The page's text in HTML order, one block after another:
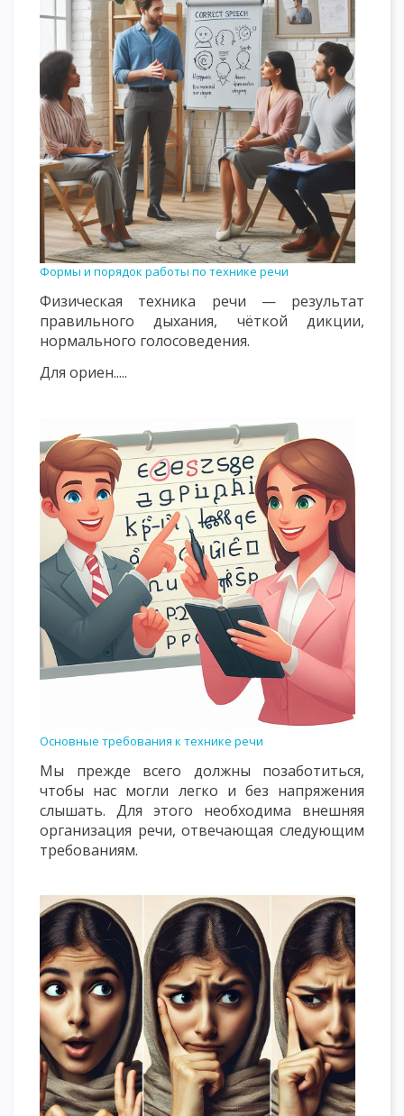
Формы и порядок работы по технике речи
Физическая техника речи — результат
правильного дыхания, чёткой дикции,
нормального голосоведения.
Для ориен.....
Основные требования к технике речи
Мы прежде всего должны позаботиться,
чтобы нас могли легко и без напряжения
слышать. Для этого необходима внешняя
организация речи, отвечающая следующим
требованиям.